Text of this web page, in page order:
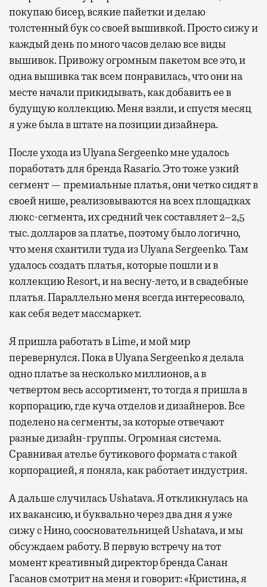
покупаю бисер, всякие пайетки и делаю
толстенный бук со своей вышивкой. Просто сижу и
каждый день по много часов делаю все виды
вышивок. Привожу огромным пакетом все это, и
одна вышивка так всем понравилась, что они на
месте начали прикидывать, как добавить ее в
будущую коллекцию. Меня взяли, и спустя месяц
я уже была в штате на позиции дизайнера.
После ухода из Ulyana Sergeenko мне удалось
поработать для бренда Rasario. Это тоже узкий
сегмент — премиальные платья, они четко сидят в
своей нише, реализовываются на всех площадках
люкс-сегмента, их средний чек составляет 2–2,5
тыс. долларов за платье, поэтому было логично,
что меня схантили туда из Ulyana Sergeenko. Там
удалось создать платья, которые пошли и в
коллекцию Resort, и на весну-лето, и в свадебные
платья. Параллельно меня всегда интересовало,
как себя ведет массмаркет.
Я пришла работать в Lime, и мой мир
перевернулся. Пока в Ulyana Sergeenko я делала
одно платье за несколько миллионов, а в
четвертом весь ассортимент, то тогда я пришла в
корпорацию, где куча отделов и дизайнеров. Все
поделено на сегменты, за которые отвечают
разные дизайн-группы. Огромная система.
Сравнивая ателье бутикового формата с такой
корпорацией, я поняла, как работает индустрия.
А дальше случилась Ushatava. Я откликнулась на
их вакансию, и буквально через два дня я уже
сижу с Нино, соосновательницей Ushatava, и мы
обсуждаем работу. В первую встречу на тот
момент креативный директор бренда Санан
Гасанов смотрит на меня и говорит: «Кристина, я